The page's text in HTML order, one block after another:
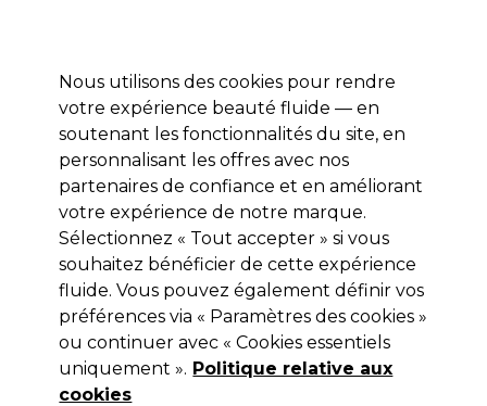
Se connecter
Marques Bons plans Coiffure Electro et Matériel
Livraison et délais
lire la suite
S-PRO
S-PRO Tabouret Evie Blanc
4 )
71,07 €142,15 €Hors TVA(TARIF PROFESSIONNEL)
85,28 €TVA incluse)
Nous utilisons des cookies pour rendre
votre expérience beauté fluide — en
soutenant les fonctionnalités du site, en
personnalisant les offres avec nos
partenaires de confiance et en améliorant
votre expérience de notre marque.
Sélectionnez « Tout accepter » si vous
souhaitez bénéficier de cette expérience
fluide. Vous pouvez également définir vos
préférences via « Paramètres des cookies »
ou continuer avec « Cookies essentiels
uniquement ». Politique relative aux
cookies